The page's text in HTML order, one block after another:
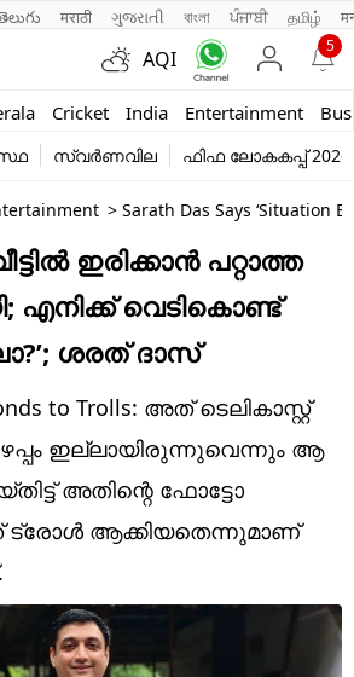
मराठी ગુજરાતી বাংলা ਪੰਜਾਬੀ தமிழ்
AQI
5
Cricket India Entertainment
സ്വർണവില ഫിഫ ലോകകപ്പ് 2026
> Sarath Das Says ‘Situation
ഇരിക്കാൻ പറ്റാത്ത
വെടികൊണ്ട്
ശരത് ദാസ്
to Trolls: അത് ടെലികാസ്റ്റ്
ഇല്ലായിരുന്നുവെന്നും ആ
അതിന്റെ ഫോട്ടോ
ആക്കിയതെന്നുമാണ്